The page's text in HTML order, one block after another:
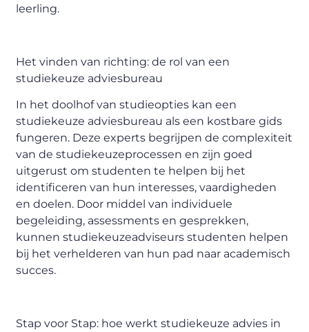
leerling.
Hetvinden van richting:de rol van een
studiekeuze adviesbureau
In het doolhof van studieopties kan een
studiekeuze adviesbureau als een kostbare gids
fungeren. Deze experts begrijpen de complexiteit
van de studiekeuzeprocessen en zijn goed
uitgerust om studenten te helpen bij het
identificeren van hun interesses, vaardigheden
en doelen. Door middel van individuele
begeleiding, assessments en gesprekken,
kunnen studiekeuzeadviseurs studenten helpen
bij het verhelderen van hun pad naar academisch
succes.
Stap voor Stap: hoewerktstudiekeuze advies in